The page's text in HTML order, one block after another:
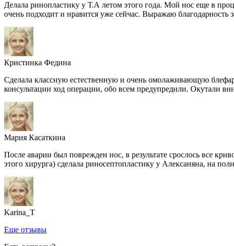
Делала ринопластику у Т.А летом этого года. Мой нос еще в
очень подходит и нравится уже сейчас. Выражаю благодарность
Кристинка Федина
Сделала классную естественную и очень омолаживающую
консультации ход операции, обо всем предупредили. Окутали
Мария Касаткина
После аварии был поврежден нос, в результате срослось все
этого хирурга) сделала риносептопластику у Алексаняна, на
Karina_T
Еще отзывы